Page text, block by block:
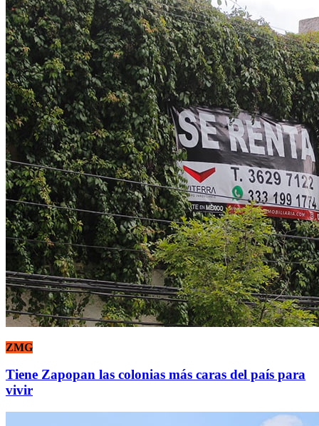
ZMG
Tiene Zapopan las colonias más caras del país para
vivir